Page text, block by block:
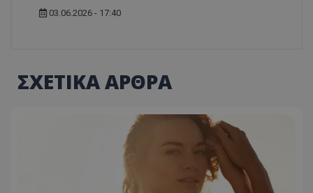
03.06.2026 - 17:40
ΣΧΕΤΙΚΑ ΑΡΘΡΑ